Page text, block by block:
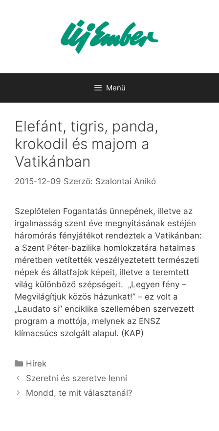
Menü
Elefánt, tigris, panda,
krokodil és majom a
Vatikánban
2015-12-09 Szerző: Szalontai Anikó
Szeplőtelen Fogantatás ünnepének, illetve az
irgalmasság szent éve megnyitásának estéjén
háromórás fényjátékot rendeztek a Vatikánban:
a Szent Péter-bazilika homlokzatára hatalmas
méretben vetítették veszélyeztetett természeti
népek és állatfajok képeit, illetve a teremtett
világ különböző szépségeit. „Legyen fény –
Megvilágítjuk közös házunkat!” – ez volt a
„Laudato si” enciklika szellemében szervezett
program a mottója, melynek az ENSZ
klímacsúcs szolgált alapul. (KAP)
Kategória
Hírek
Szeretni és szeretve lenni
Mondd, te mit választanál?